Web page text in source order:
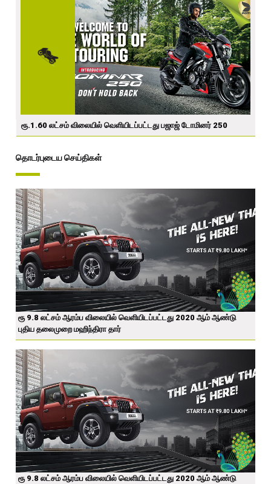
ரூ.1.60 லட்சம் விலையில் வெளியிடப்பட்டது பஜாஜ் டோமினர் 250
தொடர்புடைய செய்திகள்
ரூ 9.8 லட்சம் ஆரம்ப விலையில் வெளியிடப்பட்டது 2020 ஆம் ஆண்டு
புதிய தலைமுறை மஹிந்திரா தார்
ரூ 9.8 லட்சம் ஆரம்ப விலையில் வெளியிடப்பட்டது 2020 ஆம் ஆண்டு